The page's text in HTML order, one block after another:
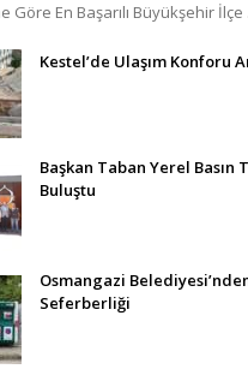
Göre En Başarılı Büyükşehir
Kestel’de Ulaşım Konforu
Başkan Taban Yerel
Buluştu
Osmangazi
Seferberliği